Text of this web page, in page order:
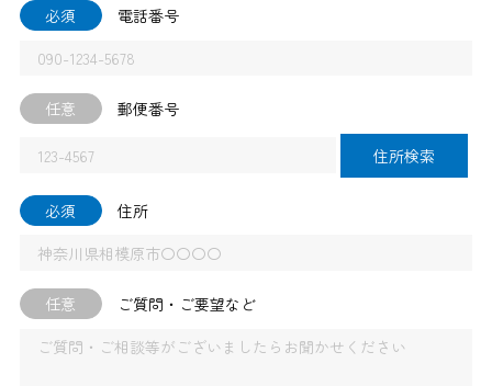
必須 電話番号
任意 郵便番号
住所検索
必須 住所
任意 ご質問・ご要望など